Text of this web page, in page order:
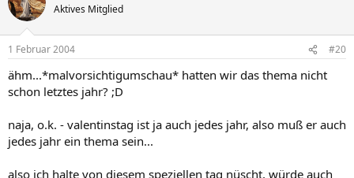
Aktives Mitglied
1 Februar 2004 #20
ähm...*malvorsichtigumschau* hatten wir das thema nicht
schon letztes jahr? ;D
naja, o.k. - valentinstag ist ja auch jedes jahr, also muß er auch
jedes jahr ein thema sein...
also ich halte von diesem speziellen tag nüscht, würde auch